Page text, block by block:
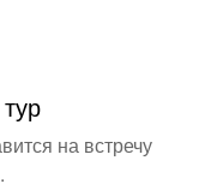
на встречу